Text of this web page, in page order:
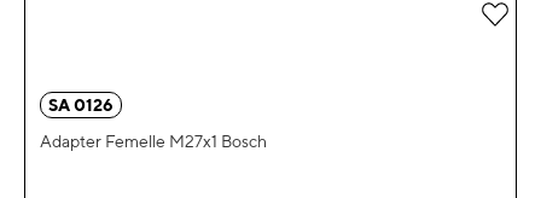
SA 0126
Adapter Femelle M27x1 Bosch
Zur